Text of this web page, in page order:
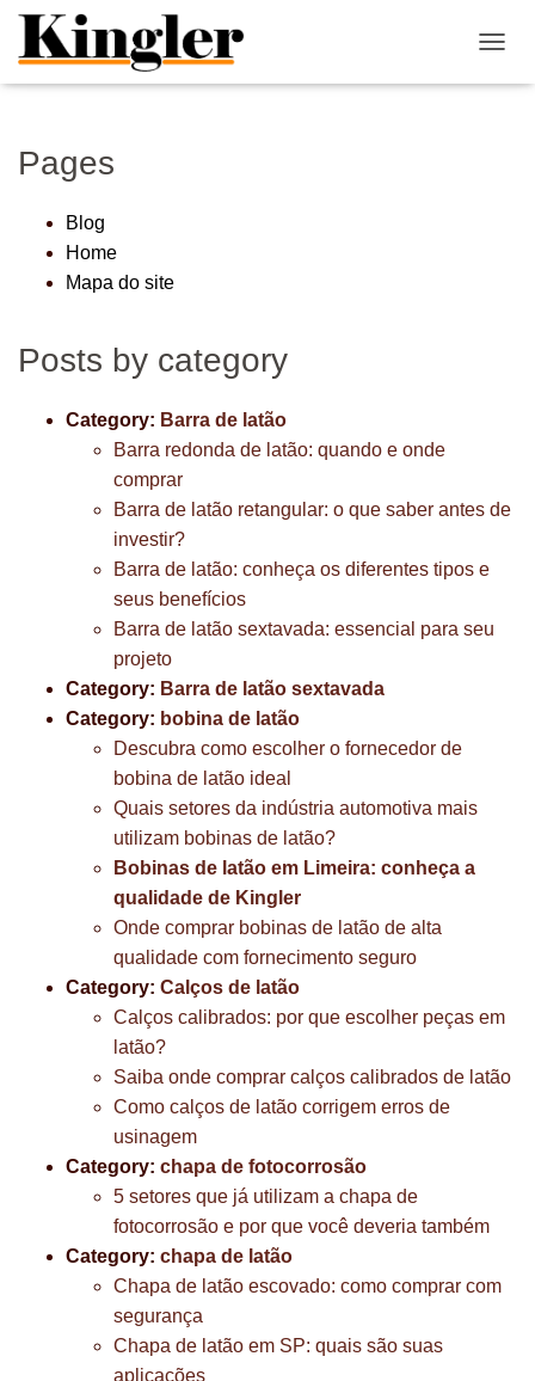
L
Mapa do site
Pages
Blog
Home
Mapa do site
Posts by category
Category: Barra de latão
Barra redonda de latão: quando e onde
comprar
Barra de latão retangular: o que saber antes de
investir?
Barra de latão: conheça os diferentes tipos e
seus benefícios
Barra de latão sextavada: essencial para seu
projeto
Category: Barra de latão sextavada
Category: bobina de latão
Descubra como escolher o fornecedor de
bobina de latão ideal
Quais setores da indústria automotiva mais
utilizam bobinas de latão?
Bobinas de latão em Limeira: conheça a
qualidade de Kingler
Onde comprar bobinas de latão de alta
qualidade com fornecimento seguro
Category: Calços de latão
Calços calibrados: por que escolher peças em
latão?
Saiba onde comprar calços calibrados de latão
Como calços de latão corrigem erros de
usinagem
Category: chapa de fotocorrosão
5 setores que já utilizam a chapa de
fotocorrosão e por que você deveria também
Category: chapa de latão
Chapa de latão escovado: como comprar com
segurança
Chapa de latão em SP: quais são suas
aplicações